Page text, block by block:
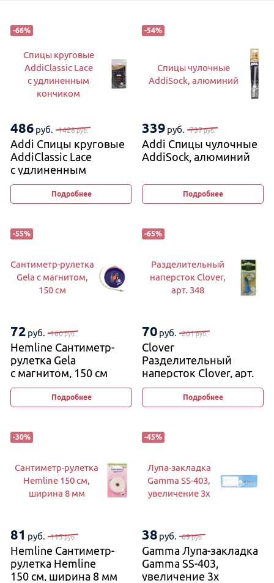
-66%
Спицы круговые
AddiClassic Lace
с удлиненным
кончиком
486 руб. 1428руб.
Addi Спицы круговые
AddiClassic Lace
с удлиненным
кончиком
Подробнее
-54%
Спицы чулочные
AddiSock, алюминий
339 руб. 737руб.
Addi Спицы чулочные
AddiSock, алюминий
Подробнее
-55%
Сантиметр-рулетка
Gela с магнитом,
150 см
72 руб. 160руб.
Hemline Сантиметр-
рулетка Gela
с магнитом, 150 см
Подробнее
-65%
Разделительный
наперсток Clover,
арт. 348
70 руб. 201руб.
Clover
Разделительный
наперсток Clover, арт.
348
Подробнее
-30%
Сантиметр-рулетка
Hemline 150 см,
ширина 8 мм
81 руб. 115руб.
Hemline Сантиметр-
рулетка Hemline
150 см, ширина 8 мм
-45%
Лупа-закладка
Gamma SS-403,
увеличение 3х
38 руб. 69руб.
Gamma Лупа-закладка
Gamma SS-403,
увеличение 3х